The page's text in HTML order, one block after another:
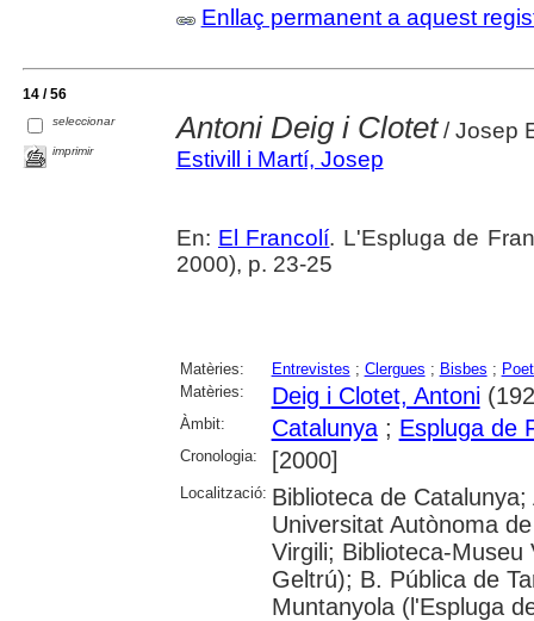
Enllaç permanent a aquest
14 / 56
seleccionar
imprimir
Antoni Deig i Clotet/ Josep
Estivill i Martí, Josep
En: El Francolí. L'Espluga de
2000), p. 23-25
Matèries: Entrevistes ; Clergues ; Bisbes ;
Matèries:
Deig i Clotet, Antoni
Àmbit: Catalunya; Espluga de
Cronologia: [2000]
Localització: Biblioteca de
Universitat Autònoma
Virgili; Biblioteca-
Geltrú); B. Pública de
Muntanyola (l'Espluga